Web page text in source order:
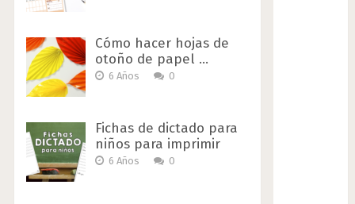
Cómo hacer hojas de
otoño de papel …
6 Años 0
Fichas de dictado para
niños para imprimir
6 Años 0